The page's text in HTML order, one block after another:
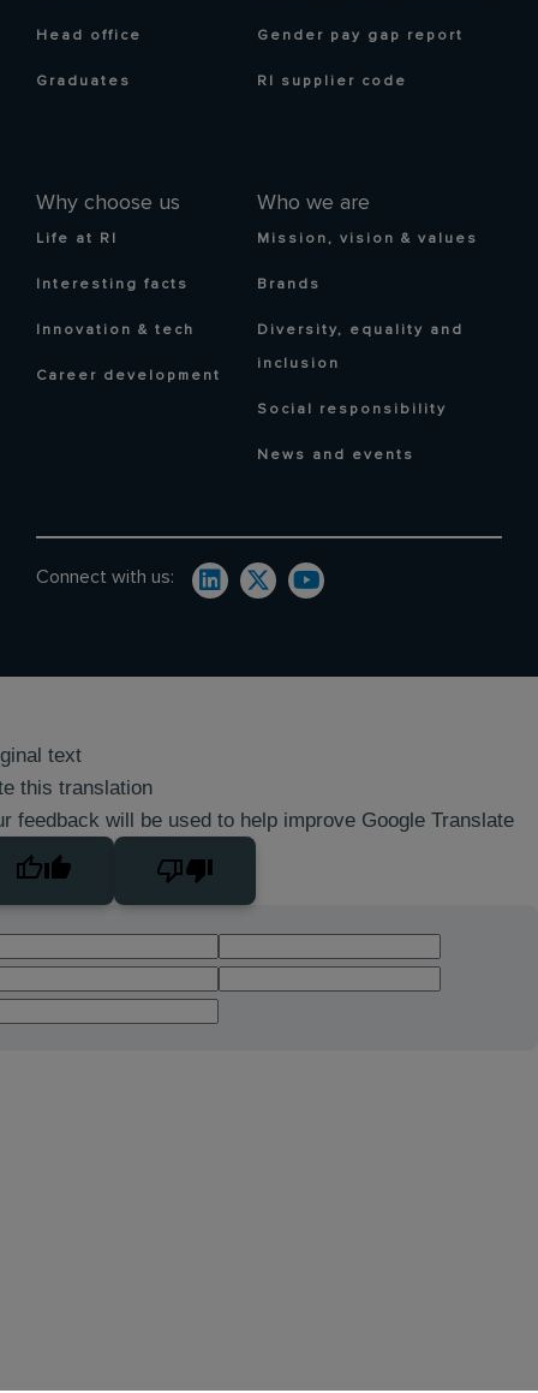
Head office
Graduates
Why choose us
Life at RI
Interesting facts
Innovation & tech
Career development
Who we are
Mission, vision & values
Brands
Diversity, equality and
inclusion
Social responsibility
News and events
Gender pay gap report
RI supplier code
Connect with us:
text
this translation
feedback will be used to help improve Google Translate